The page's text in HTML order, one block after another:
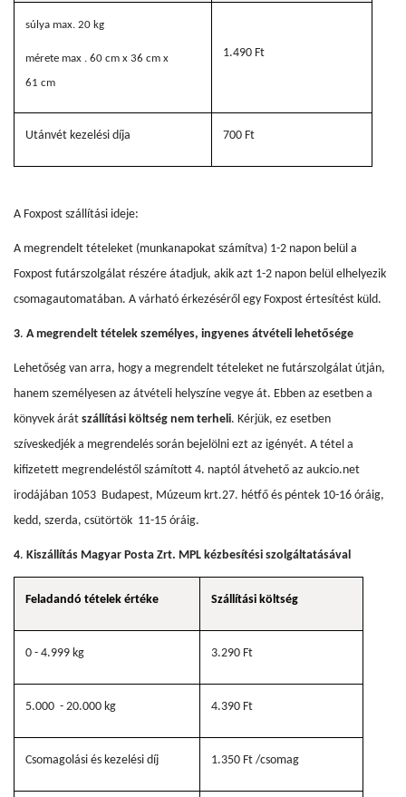
súlya max. 20 kg
mérete max . 60 cm x 36 cm x
61 cm
1.490 Ft
Utánvét kezelési díja 700 Ft
A Foxpost szállítási ideje:­
A megrendelt tételeket (munkanapokat számítva) 1-2 napon belül a
Foxpost futárszolgálat részére átadjuk, akik azt 1-2 napon belül elhelyezik
csomagautomatában. A várható érkezéséről egy Foxpost értesítést küld.
3. A megrendelt tételek személyes, ingyenes átvételi lehetősége
Lehetőség van arra, hogy a megrendelt tételeket ne futárszolgálat útján,
hanem személyesen az átvételi helyszíne vegye át. Ebben az esetben a
könyvek árát szállítási költség nem terheli. Kérjük, ez esetben
szíveskedjék a megrendelés során bejelölni ezt az igényét. A tétel a
kifizetett megrendeléstől számított 4. naptól átvehető az aukcio.net
irodájában 1053 Budapest, Múzeum krt.27. hétfő és péntek 10-16 óráig,
kedd, szerda, csütörtök 11-15 óráig.
4. Kiszállítás Magyar Posta Zrt. MPL kézbesítési szolgáltatásával
Feladandó tételek értéke Szállítási költség
0 - 4.999 kg 3.290 Ft
5.000 - 20.000 kg 4.390 Ft
Csomagolási és kezelési díj 1.350 Ft /csomag